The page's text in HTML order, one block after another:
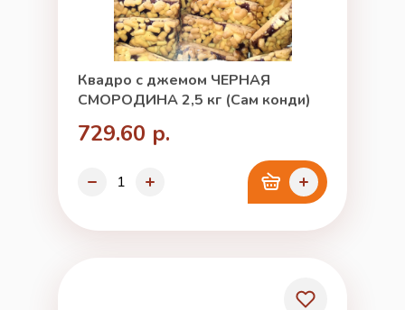
Квадро с джемом ЧЕРНАЯ
СМОРОДИНА 2,5 кг (Сам конди)
729.60 р.